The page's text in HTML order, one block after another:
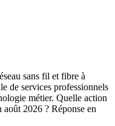
sans fil et fibre à
de services professionnels
métier. Quelle action
2026 ? Réponse en